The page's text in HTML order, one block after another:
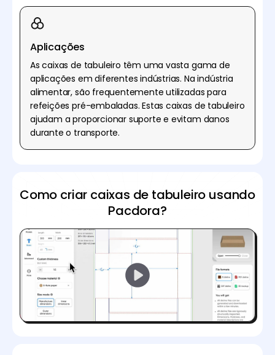
Aplicações
As caixas de tabuleiro têm uma vasta gama de
aplicações em diferentes indústrias. Na indústria
alimentar, são frequentemente utilizadas para
refeições pré-embaladas. Estas caixas de tabuleiro
ajudam a proporcionar suporte e evitam danos
durante o transporte.
Como criar caixas de tabuleiro usando
Pacdora?